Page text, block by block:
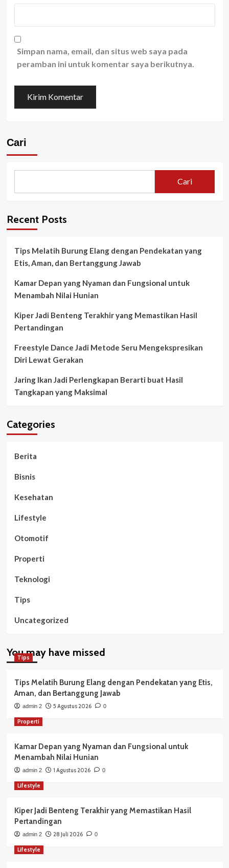
Simpan nama, email, dan situs web saya pada
peramban ini untuk komentar saya berikutnya.
Cari
Cari
Recent Posts
Tips Melatih Burung Elang dengan Pendekatan yang
Etis, Aman, dan Bertanggung Jawab
Kamar Depan yang Nyaman dan Fungsional untuk
Menambah Nilai Hunian
Kiper Jadi Benteng Terakhir yang Memastikan Hasil
Pertandingan
Freestyle Dance Jadi Metode Seru Mengekspresikan
Diri Lewat Gerakan
Jaring Ikan Jadi Perlengkapan Berarti buat Hasil
Tangkapan yang Maksimal
Categories
Berita
Bisnis
Kesehatan
Lifestyle
Otomotif
Properti
Teknologi
Tips
Uncategorized
You may have missed
Tips
Tips Melatih Burung Elang dengan Pendekatan yang Etis,
Aman, dan Bertanggung Jawab
admin 2 5 Agustus 2026 0
Properti
Kamar Depan yang Nyaman dan Fungsional untuk
Menambah Nilai Hunian
admin 2 1 Agustus 2026 0
Lifestyle
Kiper Jadi Benteng Terakhir yang Memastikan Hasil
Pertandingan
admin 2 28 Juli 2026 0
Lifestyle